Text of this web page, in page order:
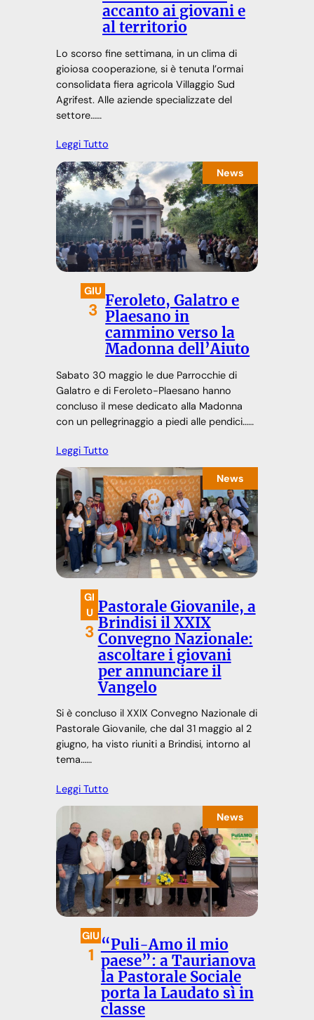
accanto ai giovani e
al territorio
Lo scorso fine settimana, in un clima di
gioiosa cooperazione, si è tenuta l’ormai
consolidata fiera agricola Villaggio Sud
Agrifest. Alle aziende specializzate del
settore……
Leggi Tutto
News
GIU
3 Feroleto, Galatro e
Plaesano in
cammino verso la
Madonna dell’Aiuto
Sabato 30 maggio le due Parrocchie di
Galatro e di Feroleto-Plaesano hanno
concluso il mese dedicato alla Madonna
con un pellegrinaggio a piedi alle pendici……
Leggi Tutto
News
GI
U
3
Pastorale Giovanile, a
Brindisi il XXIX
Convegno Nazionale:
ascoltare i giovani
per annunciare il
Vangelo
Si è concluso il XXIX Convegno Nazionale di
Pastorale Giovanile, che dal 31 maggio al 2
giugno, ha visto riuniti a Brindisi, intorno al
tema……
Leggi Tutto
News
GIU
1 “Puli-Amo il mio
paese”: a Taurianova
la Pastorale Sociale
porta la Laudato sì in
classe